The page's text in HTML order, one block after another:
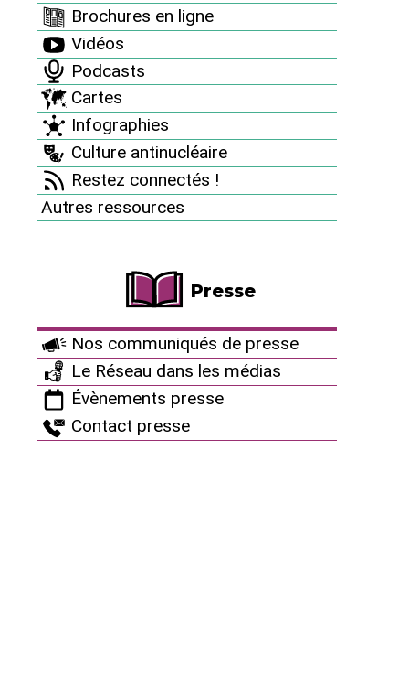
Brochures en ligne
Vidéos
Podcasts
Cartes
Infographies
Culture antinucléaire
Restez connectés !
Autres ressources
Presse
Nos communiqués de presse
Le Réseau dans les médias
Évènements presse
Contact presse
Mobilisation
En savoir plus sur le projet ITER